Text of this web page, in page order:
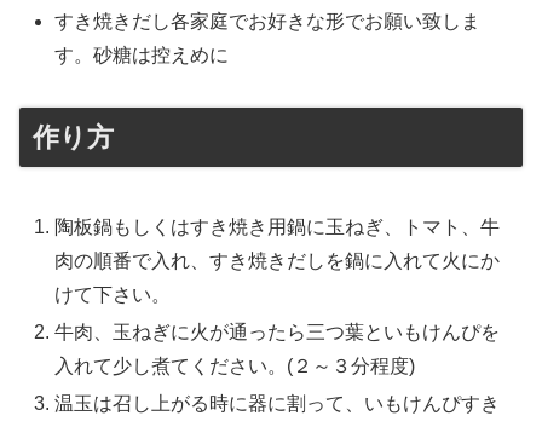
すき焼きだし各家庭でお好きな形でお願い致しま
す。砂糖は控えめに
作り方
陶板鍋もしくはすき焼き用鍋に玉ねぎ、トマト、牛
肉の順番で入れ、すき焼きだしを鍋に入れて火にか
けて下さい。
牛肉、玉ねぎに火が通ったら三つ葉といもけんぴを
入れて少し煮てください。(２～３分程度)
温玉は召し上がる時に器に割って、いもけんぴすき